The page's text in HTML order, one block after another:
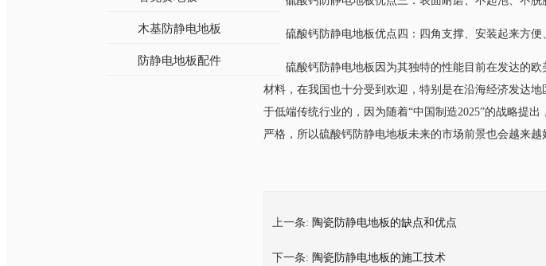
木基防静电地板
防静电地板配件
硫酸钙防静电地板优点四：四角支撑、安装起来方便
硫酸钙防静电地板因为其独特的性能目前在发达的欧
材料，在我国也十分受到欢迎，特别是在沿海经济发
于低端传统行业的，因为随着“中国制造2025”的战略提
严格，所以硫酸钙防静电地板未来的市场前景也会越来越好
上一条: 陶瓷防静电地板的缺点和优点
下一条: 陶瓷防静电地板的施工技术